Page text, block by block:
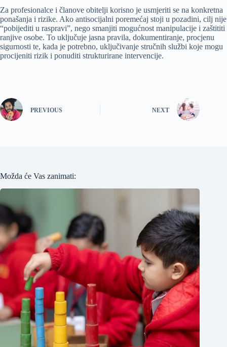
Za profesionalce i članove obitelji korisno je usmjeriti se na konkretna
ponašanja i rizike. Ako antisocijalni poremećaj stoji u pozadini, cilj nije
“pobijediti u raspravi”, nego smanjiti mogućnost manipulacije i zaštititi
ranjive osobe. To uključuje jasna pravila, dokumentiranje, procjenu
sigurnosti te, kada je potrebno, uključivanje stručnih službi koje mogu
procijeniti rizik i ponuditi strukturirane intervencije.
PREVIOUS NEXT
Možda će Vas zanimati: